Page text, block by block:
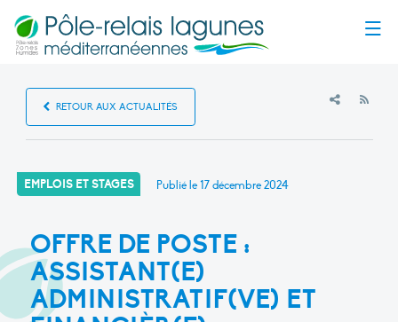
RETOUR AUX ACTUALITÉS
EMPLOIS ET STAGES Publié le17 décembre 2024
OFFRE DE POSTE :
ASSISTANT(E)
ADMINISTRATIF(VE) ET